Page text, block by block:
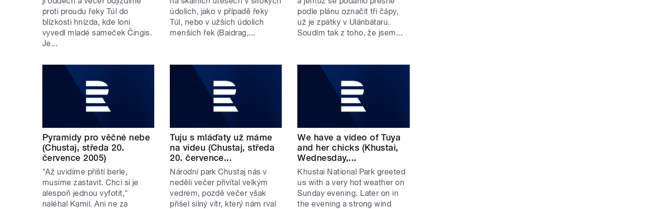
proti proudu řeky Túl do
blízkosti hnízda, kde loni
vyvedl mladé sameček Čingis.
Je...
údolích, jako v případě řeky
Túl, nebo v užších údolích
menších řek (Baidrag,...
podle plánu označit tři čápy,
už je zpátky v Ulánbátaru.
Soudím tak z toho, že jsem...
Pyramidy pro věčné nebe
(Chustaj, středa 20.
července 2005)
"Až uvidíme příští berle,
musíme zastavit. Chci si je
alespoň jednou vyfotit,"
naléhal Kamil. Ani ne za
Tuju s mláďaty už máme
na videu (Chustaj, středa
20. července...
Národní park Chustaj nás v
neděli večer přivítal velkým
vedrem, pozdě večer však
přišel silný vítr, který nám rval
We have a video of Tuya
and her chicks (Khustai,
Wednesday,...
Khustai National Park greeted
us with a very hot weather on
Sunday evening. Later on in
the evening a strong wind